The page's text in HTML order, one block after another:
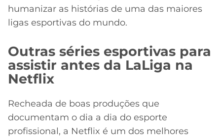
humanizar as histórias de uma das maiores
ligas esportivas do mundo.
Outras séries esportivas para
assistir antes da LaLiga na
Netflix
Recheada de boas produções que
documentam o dia a dia do esporte
profissional, a Netflix é um dos melhores